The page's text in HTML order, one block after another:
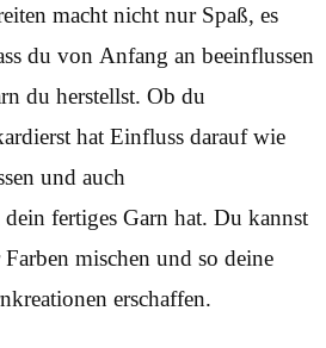
macht nicht nur Spaß, es
du von Anfang an beeinflussen
du herstellst. Ob du
hat Einfluss darauf wie
und auch
fertiges Garn hat. Du kannst
mischen und so deine
erschaffen.